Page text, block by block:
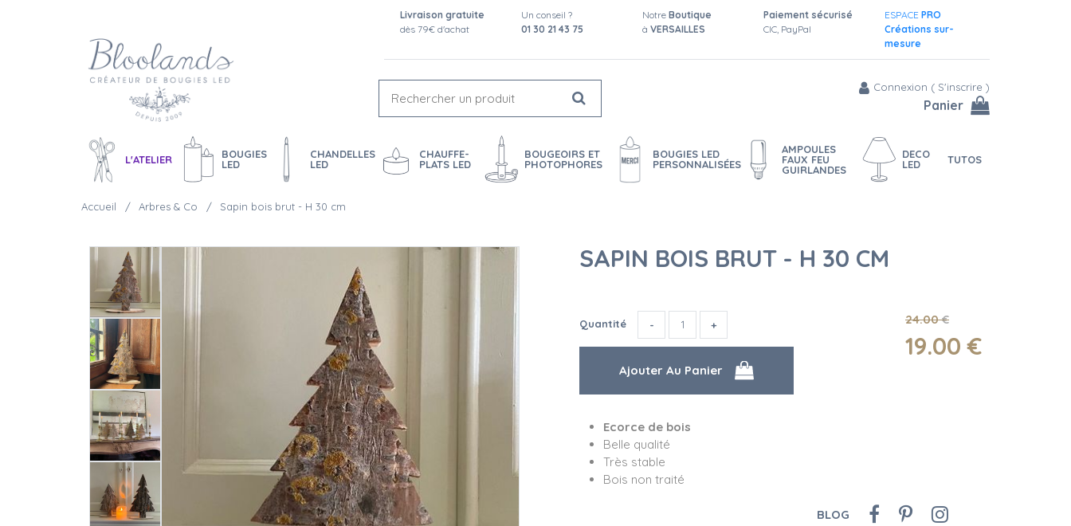
Livraison gratuite
dès 79€ d'achat
Un conseil ?
01 30 21 43 75
Notre Boutique
à VERSAILLES
Paiement sécurisé
CIC, PayPal
ESPACE PRO
Créations sur-
mesure
Connexion ( S'inscrire )
Panier
L'ATELIER
BOUGIES
LED
CHANDELLES
LED
CHAUFFE-
PLATS LED
BOUGEOIRS ET
PHOTOPHORES
BOUGIES LED
PERSONNALISÉES
AMPOULES
FAUX FEU
GUIRLANDES
DECO
LED
TUTOS
Accueil Arbres & Co Sapin bois brut - H 30 cm
SAPIN BOIS BRUT - H 30 CM
24.00 €
19.00 €
Quantité
Ecorce de bois
Belle qualité
Très stable
Bois non traité
BLOG